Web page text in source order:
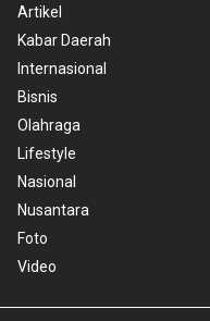
Artikel
Kabar Daerah
Internasional
Bisnis
Olahraga
Lifestyle
Nasional
Nusantara
Foto
Video